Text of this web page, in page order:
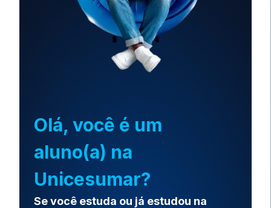
Olá, você é um
aluno(a) na
Unicesumar?
Se você estuda ou já estudou na